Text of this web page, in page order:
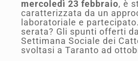
mercoledì 23 febbraio, è
caratterizzata da un
laboratoriale e
serata? Gli spunti offerti
Settimana Sociale dei
svoltasi a Taranto ad